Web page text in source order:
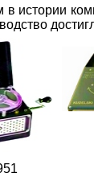
истории